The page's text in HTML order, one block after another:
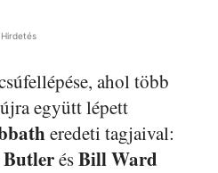
Hirdetés
ahol több
együtt lépett
eredeti tagjaival:
ButlerésBill Ward